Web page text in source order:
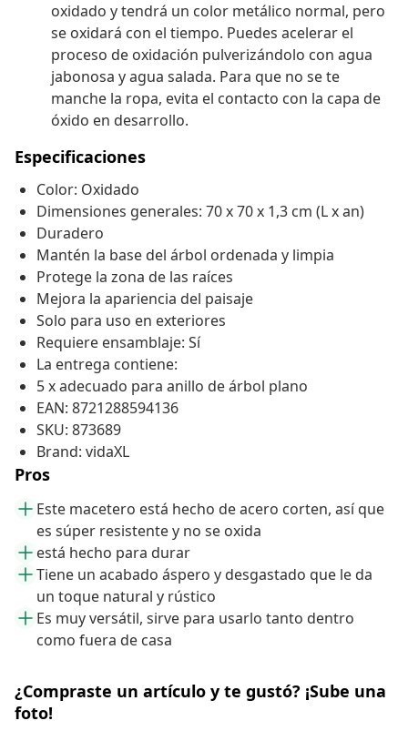
oxidado y tendrá un color metálico normal, pero
se oxidará con el tiempo. Puedes acelerar el
proceso de oxidación pulverizándolo con agua
jabonosa y agua salada. Para que no se te
manche la ropa, evita el contacto con la capa de
óxido en desarrollo.
Especificaciones
Color: Oxidado
Dimensiones generales: 70 x 70 x 1,3 cm (L x an)
Duradero
Mantén la base del árbol ordenada y limpia
Protege la zona de las raíces
Mejora la apariencia del paisaje
Solo para uso en exteriores
Requiere ensamblaje: Sí
La entrega contiene:
5 x adecuado para anillo de árbol plano
EAN: 8721288594136
SKU: 873689
Brand: vidaXL
Pros
Este macetero está hecho de acero corten, así que
es súper resistente y no se oxida
está hecho para durar
Tiene un acabado áspero y desgastado que le da
un toque natural y rústico
Es muy versátil, sirve para usarlo tanto dentro
como fuera de casa
¿Compraste un artículo y te gustó? ¡Sube una
foto!